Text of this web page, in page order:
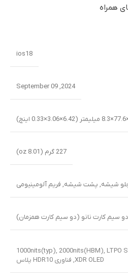
همراه
ios18
2024, September 09
227 گرم (8.01 oz)
شیشه, پشت شیشه, فریم آلومینیومی
دو سیم کارت نانو (دو سیم کارت همزمان)
1000nits(typ), 2000nits(HBM), LTPO
XDR OLED
, فناوری HDR10 پلاس